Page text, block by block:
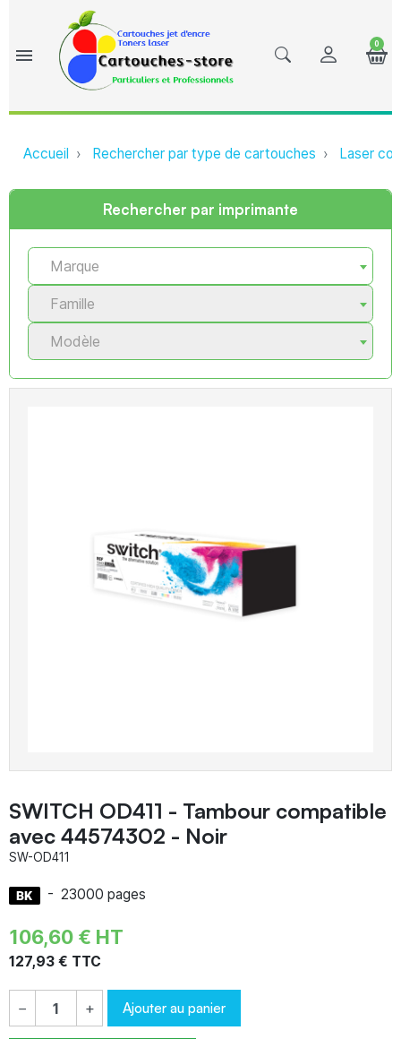
menu
0
Accueil Rechercher par type de cartouches Laser
Rechercher par imprimante
Marque
Famille
Modèle
SWITCH OD411 - Tambour compatible
avec 44574302 - Noir
SW-OD411
- 23000 pages
106,60 € HT
127,93 € TTC
− + Ajouter au panier